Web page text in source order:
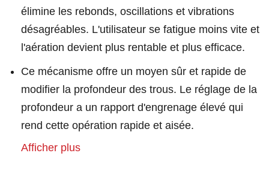
élimine les rebonds, oscillations et vibrations
désagréables. L'utilisateur se fatigue moins vite et
l'aération devient plus rentable et plus efficace.
Ce mécanisme offre un moyen sûr et rapide de
modifier la profondeur des trous. Le réglage de la
profondeur a un rapport d'engrenage élevé qui
rend cette opération rapide et aisée.
Afficher plus